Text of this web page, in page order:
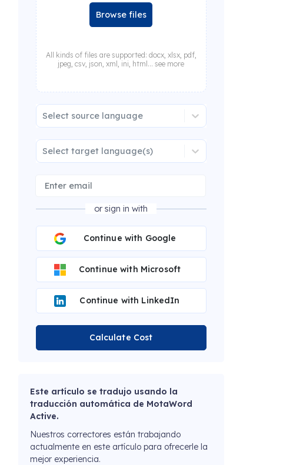
Browse files
All kinds of files are supported: docx, xlsx, pdf,
jpeg, csv, json, xml, ini, html... see more
Select source language
Select target language(s)
or sign in with
Continue with Google
Continue with Microsoft
Continue with LinkedIn
Calculate Cost
Este artículo se tradujo usando la
traducción automática de MotaWord
Active.
Nuestros correctores están trabajando
actualmente en este artículo para ofrecerle la
mejor experiencia.